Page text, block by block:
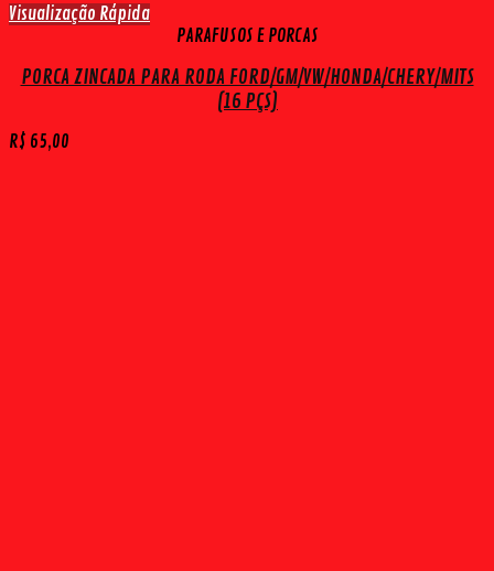
Visualização Rápida
PARAFUSOS E PORCAS
PORCA ZINCADA PARA RODA FORD/GM/VW/HONDA/CHERY/MITS
(16 PÇS)
R$ 65,00